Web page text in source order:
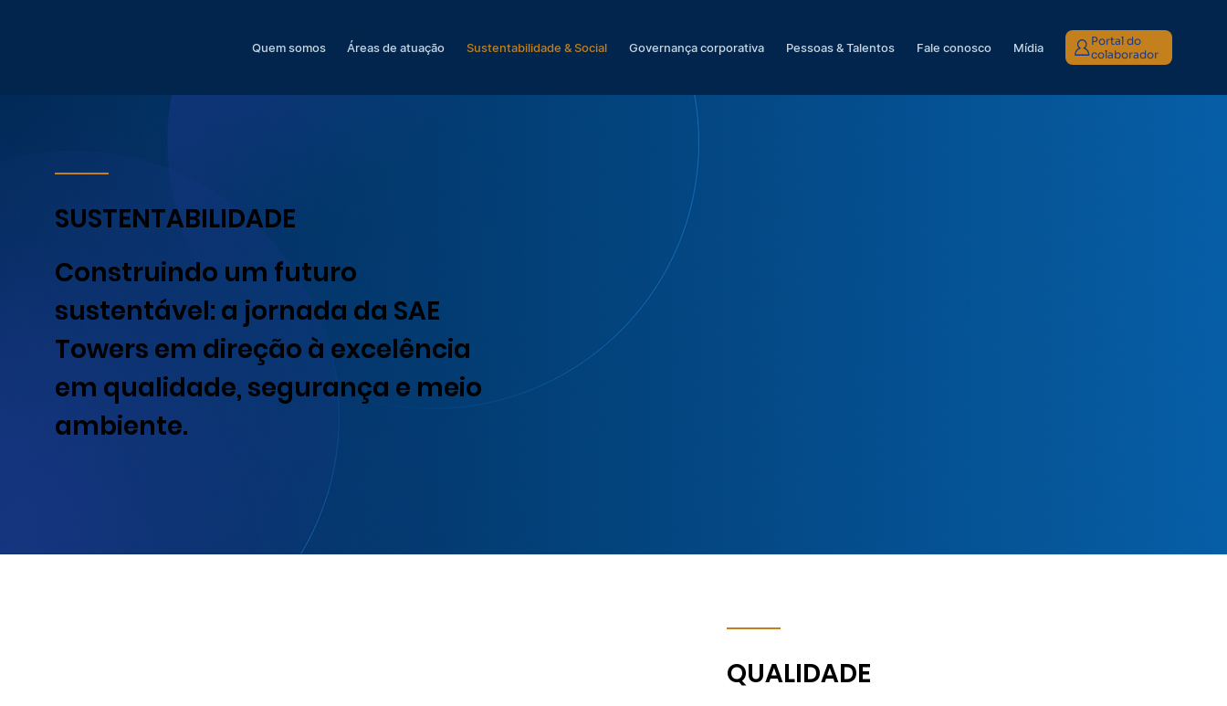
Quem somos Áreas de atuação Sustentabilidade & Social Governança corporativa Pessoas & Talentos Fale conosco Mídia
Portal do
colaborador
SUSTENTABILIDADE
Construindo um futuro
sustentável: a jornada da SAE
Towers em direção à excelência
em qualidade, segurança e meio
ambiente.
QUALIDADE